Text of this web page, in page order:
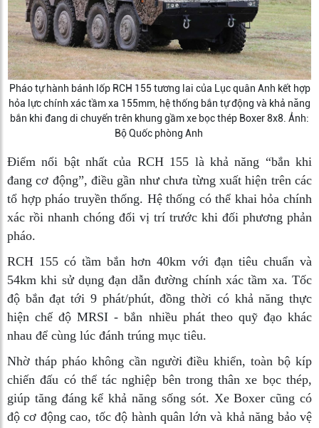
Pháo tự hành bánh lốp RCH 155 tương lai của Lục quân Anh kết hợp
hỏa lực chính xác tầm xa 155mm, hệ thống bắn tự động và khả năng
bắn khi đang di chuyển trên khung gầm xe bọc thép Boxer 8x8. Ảnh:
Bộ Quốc phòng Anh
Điểm nổi bật nhất của RCH 155 là khả năng “bắn khi
đang cơ động”, điều gần như chưa từng xuất hiện trên các
tổ hợp pháo truyền thống. Hệ thống có thể khai hỏa chính
xác rồi nhanh chóng đổi vị trí trước khi đối phương phản
pháo.
RCH 155 có tầm bắn hơn 40km với đạn tiêu chuẩn và
54km khi sử dụng đạn dẫn đường chính xác tầm xa. Tốc
độ bắn đạt tới 9 phát/phút, đồng thời có khả năng thực
hiện chế độ MRSI - bắn nhiều phát theo quỹ đạo khác
nhau để cùng lúc đánh trúng mục tiêu.
Nhờ tháp pháo không cần người điều khiển, toàn bộ kíp
chiến đấu có thể tác nghiệp bên trong thân xe bọc thép,
giúp tăng đáng kể khả năng sống sót. Xe Boxer cũng có
độ cơ động cao, tốc độ hành quân lớn và khả năng bảo vệ